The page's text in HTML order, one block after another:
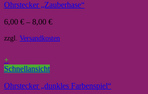
Ohrstecker „Zauberhase“
6,00 € – 8,00 €
zzgl. Versandkosten
+
Schnellansicht
Ohrstecker „dunkles Farbenspiel“